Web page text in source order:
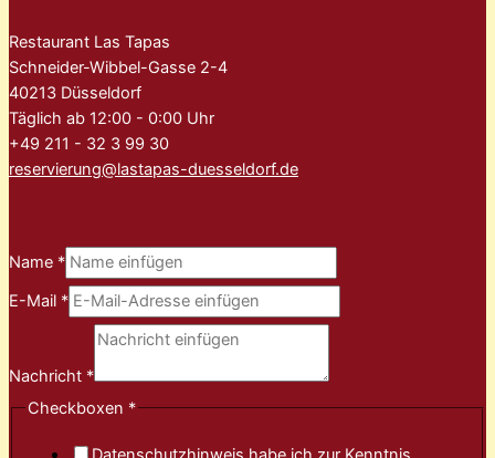
Restaurant Las Tapas
Schneider-Wibbel-Gasse 2-4
40213 Düsseldorf
Täglich ab 12:00 - 0:00 Uhr
+49 211 - 32 3 99 30
reservierung@lastapas-duesseldorf.de
Name *
E-Mail *
Nachricht *
Checkboxen *